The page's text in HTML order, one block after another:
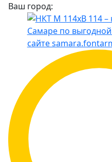
Ваш город: